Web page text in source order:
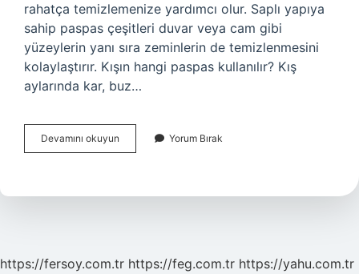
rahatça temizlemenize yardımcı olur. Saplı yapıya
sahip paspas çeşitleri duvar veya cam gibi
yüzeylerin yanı sıra zeminlerin de temizlenmesini
kolaylaştırır. Kışın hangi paspas kullanılır? Kış
aylarında kar, buz…
Devamını okuyun
Ne
Yorum Bırak
https://fersoy.com.tr https://feg.com.tr https://yahu.com.tr